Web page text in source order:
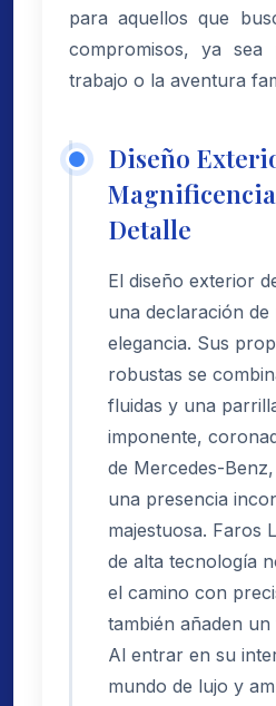
para aquellos que
compromisos, ya
trabajo o la aventura
Diseño
Detalle
El diseño exterior
una declaración
elegancia. Sus
robustas se
fluidas y una
imponente,
de Mercedes-
una presencia
majestuosa. Faros
de alta tecnología
el camino con
también añaden un
Al entrar en su
mundo de lujo y